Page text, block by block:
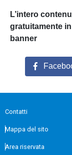
L’intero
gratuitamente
banner
Contatti
Mappa del sito
Area riservata